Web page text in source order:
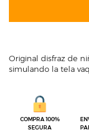
Original disfraz de
simulando la tela
COMPRA 100%
SEGURA